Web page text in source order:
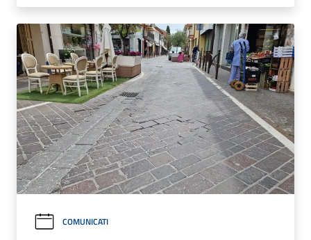
COMUNICATI